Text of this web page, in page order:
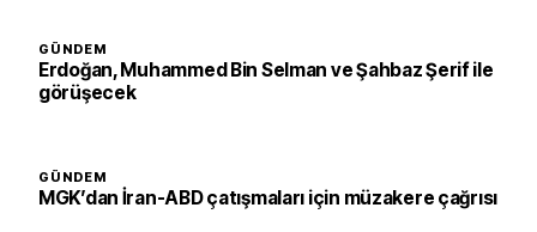
GÜNDEM
Erdoğan, Muhammed Bin Selman ve Şahbaz Şerif ile
görüşecek
GÜNDEM
MGK’dan İran-ABD çatışmaları için müzakere çağrısı